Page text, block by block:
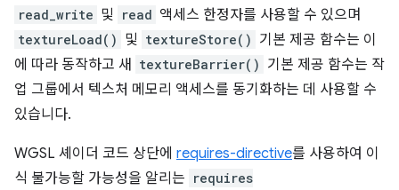
read_write 및 read 액세스 한정자를 사용할 수 있으며
textureLoad() 및 textureStore() 기본 제공 함수는 이
에 따라 동작하고 새
textureBarrier() 기본 제공 함수는 작
업 그룹에서 텍스처 메모리 액세스를 동기화하는 데 사용할 수
있습니다.
WGSL 셰이더 코드 상단에 requires-directive를 사용하여 이
식 불가능할 가능성을 알리는 requires